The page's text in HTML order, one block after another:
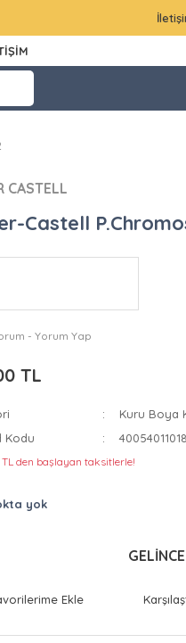
CASTELL
Castell
- Yorum Yap
TL
Kuru Boya
Kodu
TL den başlayan taksitlerle!
yok